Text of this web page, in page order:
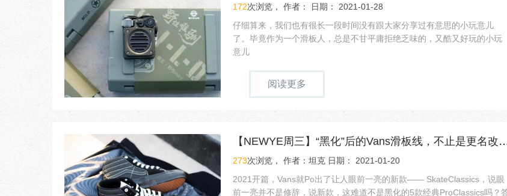
172次浏览， 作者： 日期： 2021-01-28
仔细算来，我们也有很长一段时间没有跟大家分享过有意思的小玩意儿
了。毕竟作为一个滑板人，总是不甘平庸拒绝乏味的，又酷又好玩的小玩
意儿
阅读更多
【NEWYE周三】“黑化”后的Vans滑板
273次浏览， 作者：坦克 日期： 2021-01-20
2021开篇，Vans就Po出了让人眼前一亮的新款—— SkateClassics，说眼
前一亮并不是修辞，说新款，这难道不是黑化的5款经典ProClassics吗？